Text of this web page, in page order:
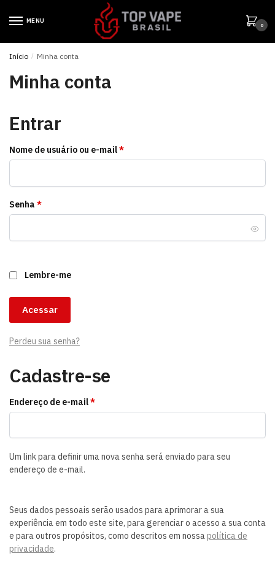
MENU
0
Início / Minha conta
Minha conta
Entrar
Nome de usuário ou e-mail*
Senha *
Lembre-me
Acessar
Perdeu sua senha?
Cadastre-se
Endereço de e-mail*
Um link para definir uma nova senha será enviado para seu
endereço de e-mail.
Seus dados pessoais serão usados para aprimorar a sua
experiência em todo este site, para gerenciar o acesso a sua conta
e para outros propósitos, como descritos em nossapolítica de
privacidade.